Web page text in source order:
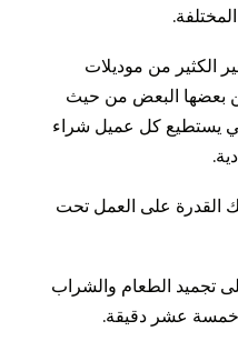
الكثير من موديلات
بعضها البعض من حيث
يستطيع كل عميل شراء
القدرة على العمل تحت
تجميد الطعام والشراب
خمسة عشر دقيقة.